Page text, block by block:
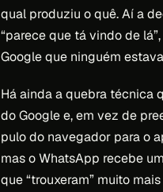
qual produziu o quê. Aí a
“parece que tá vindo de
Google que ninguém
Há ainda a quebra técnica
do Google e, em vez de
pulo do navegador para o
mas o WhatsApp recebe
que “trouxeram” muito